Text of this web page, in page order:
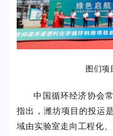
图们项
中国循环经济协会
指出，潍坊项目的投运
域由实验室走向工程化